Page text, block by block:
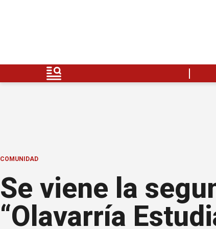
COMUNIDAD
Se viene la
“Olavarría